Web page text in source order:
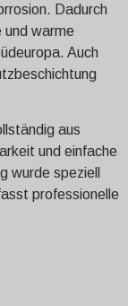
Dadurch
und warme
Auch
aus
und einfache
wurde speziell
professionelle